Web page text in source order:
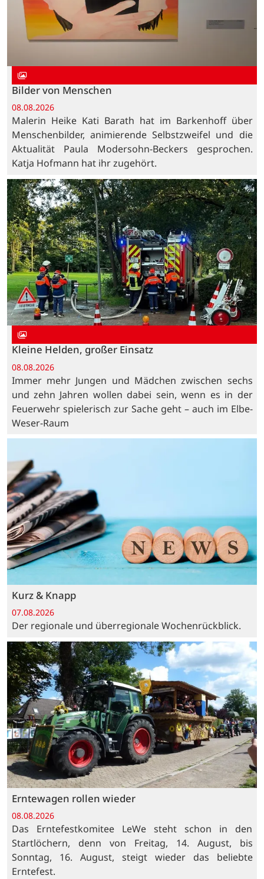
Bilder von Menschen
08.08.2026
Malerin Heike Kati Barath hat im Barkenhoff über
Menschenbilder, animierende Selbstzweifel und die
Aktualität Paula Modersohn-Beckers gesprochen.
Katja Hofmann hat ihr zugehört.
Kleine Helden, großer Einsatz
08.08.2026
Immer mehr Jungen und Mädchen zwischen sechs
und zehn Jahren wollen dabei sein, wenn es in der
Feuerwehr spielerisch zur Sache geht – auch im Elbe-
Weser-Raum
Kurz & Knapp
07.08.2026
Der regionale und überregionale Wochenrückblick.
Erntewagen rollen wieder
08.08.2026
Das Erntefestkomitee LeWe steht schon in den
Startlöchern, denn von Freitag, 14. August, bis
Sonntag, 16. August, steigt wieder das beliebte
Erntefest.